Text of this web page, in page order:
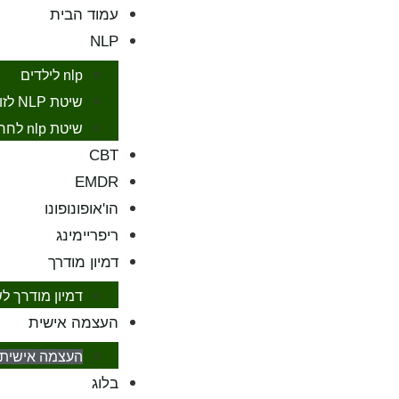
עמוד הבית
NLP
nlp לילדים
שיטת NLP לזוגיות
שיטת nlp לחרדות
CBT
EMDR
הו'אופונופונו
ריפריימינג
דמיון מודרך
דמיון מודרך
העצמה אישית
העצמה אישית
בלוג